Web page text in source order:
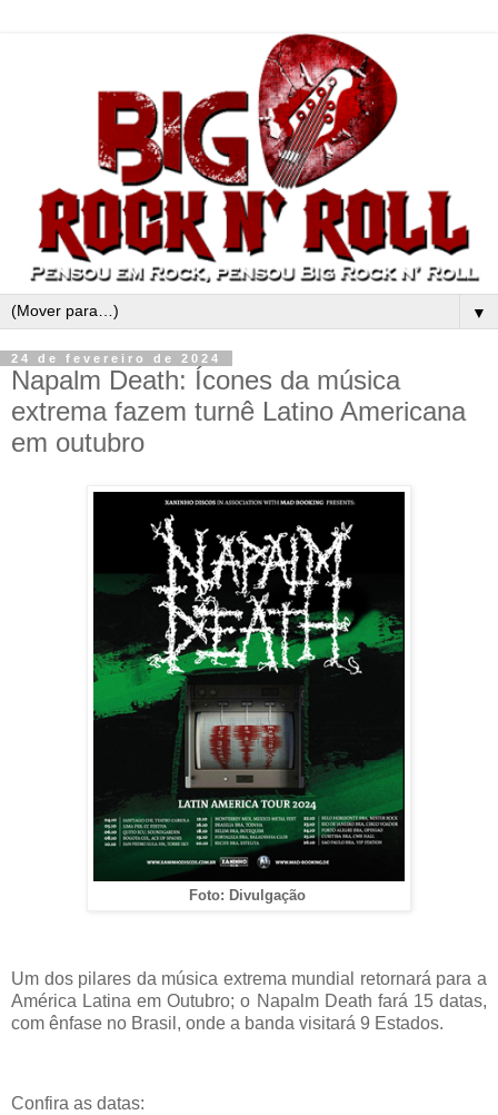
▼
24 de fevereiro de 2024
Napalm Death: Ícones da música
extrema fazem turnê Latino Americana
em outubro
Foto: Divulgação
Um dos pilares da música extrema mundial retornará para a
América Latina em Outubro; o Napalm Death fará 15 datas,
com ênfase no Brasil, onde a banda visitará 9 Estados.
Confira as datas: